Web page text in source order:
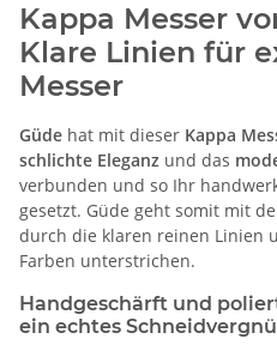
Kappa Messer
Klare Linien für
Messer
Güde hat mit dieser Kappa
schlichte Eleganz und das
verbunden und so Ihr
gesetzt. Güde geht somit mit
durch die klaren reinen Linien
Farben unterstrichen.
Handgeschärft und
ein echtes